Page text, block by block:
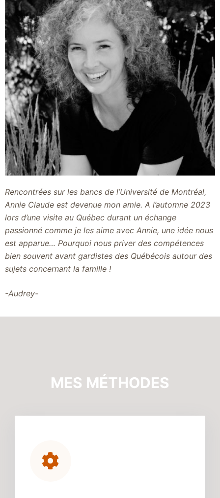
Rencontrées sur les bancs de l’Université de Montréal,
Annie Claude est devenue mon amie. A l’automne 2023
lors d’une visite au Québec durant un échange
passionné comme je les aime avec Annie, une idée nous
est apparue… Pourquoi nous priver des compétences
bien souvent avant gardistes des Québécois autour des
sujets concernant la famille !
-Audrey-
MES MÉTHODES